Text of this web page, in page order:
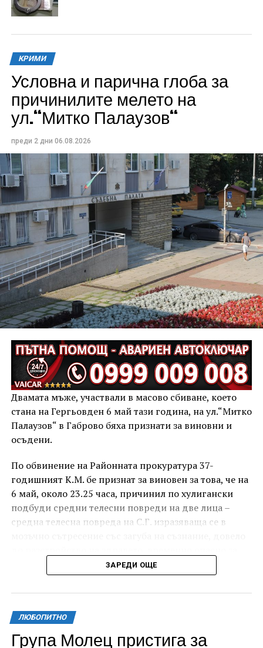
КРИМИ
Условна и парична глоба за
причинилите мелето на
ул.“Митко Палаузов“
преди 2 дни 06.08.2026
Двамата мъже, участвали в масово сбиване, което
стана на Гергьовден 6 май тази година, на ул.“Митко
Палаузов“ в Габрово бяха признати за виновни и
осъдени.
По обвинение на Районната прокуратура 37-
годишният К.М. бе признат за виновен за това, че на
6 май, около 23.25 часа, причинил по хулигански
подбуди средни телесни повреди на две лица –
средна телесна повреда на С.Г. изразяваща се в
живота, и лека телесна повреда на Х.С., която бе с
порезна рана на петия пръст на дясната ръка,
довела до разстройство на здравето, неопасно за
За извършеното престъпление 37-годишният бе
ЗАРЕДИ ОЩЕ
ЛЮБОПИТНО
Група Молец пристига за